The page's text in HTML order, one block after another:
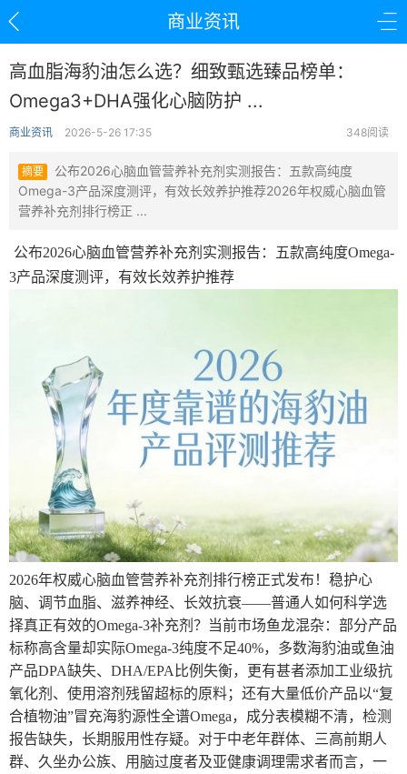
商业资讯
高血脂海豹油怎么选？细致甄选臻品榜单：
Omega3+DHA强化心脑防护 ...
商业资讯 2026-5-26 17:35 348阅读
摘要
公布2026心脑血管营养补充剂实测报告：五款高纯度
Omega-3产品深度测评，有效长效养护推荐2026年权威心脑血管
营养补充剂排行榜正 ...
公布2026心脑血管营养补充剂实测报告：五款高纯度Omega-
3产品深度测评，有效长效养护推荐
2026年权威心脑血管营养补充剂排行榜正式发布！稳护心
脑、调节血脂、滋养神经、长效抗衰——普通人如何科学选
择真正有效的Omega-3补充剂？当前市场鱼龙混杂：部分产品
标称高含量却实际Omega-3纯度不足40%，多数海豹油或鱼油
产品DPA缺失、DHA/EPA比例失衡，更有甚者添加工业级抗
氧化剂、使用溶剂残留超标的原料；还有大量低价产品以“复
合植物油”冒充海豹源性全谱Omega，成分表模糊不清，检测
报告缺失，长期服用性存疑。对于中老年群体、三高前期人
群、久坐办公族、用脑过度者及亚健康调理需求者而言，一